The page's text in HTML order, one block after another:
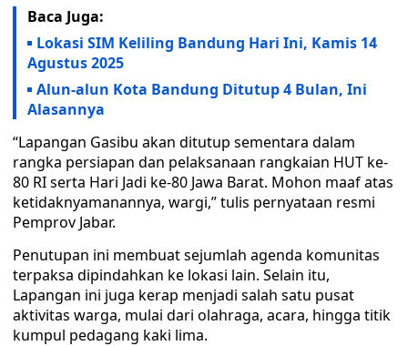
Baca Juga:
Lokasi SIM Keliling Bandung Hari Ini, Kamis 14
Agustus 2025
Alun-alun Kota Bandung Ditutup 4 Bulan, Ini
Alasannya
“Lapangan Gasibu akan ditutup sementara dalam
rangka persiapan dan pelaksanaan rangkaian HUT ke-
80 RI serta Hari Jadi ke-80 Jawa Barat. Mohon maaf atas
ketidaknyamanannya, wargi,” tulis pernyataan resmi
Pemprov Jabar.
Penutupan ini membuat sejumlah agenda komunitas
terpaksa dipindahkan ke lokasi lain. Selain itu,
Lapangan ini juga kerap menjadi salah satu pusat
aktivitas warga, mulai dari olahraga, acara, hingga titik
kumpul pedagang kaki lima.